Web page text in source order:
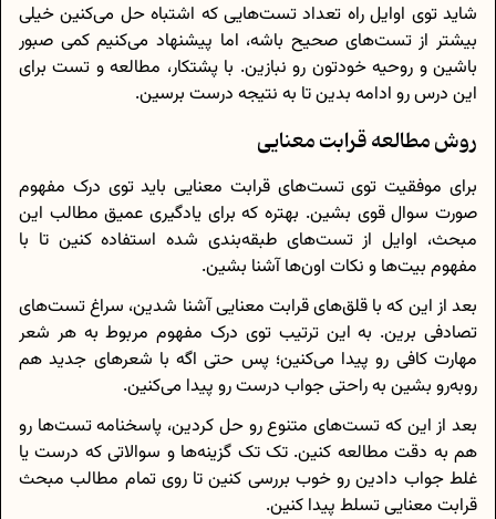
شاید توی اوایل راه تعداد تست‌هایی که اشتباه حل می‌کنین خیلی
بیشتر از تست‌های صحیح باشه، اما پیشنهاد می‌کنیم کمی صبور
باشین و روحیه خودتون رو نبازین. با پشتکار، مطالعه و تست برای
این درس رو ادامه بدین تا به نتیجه درست برسین.
روش مطالعه قرابت معنایی
برای موفقیت توی تست‌های قرابت معنایی باید توی درک مفهوم
صورت سوال قوی بشین. بهتره که برای یادگیری عمیق مطالب این
مبحث، اوایل از تست‌های طبقه‌بندی شده استفاده کنین تا با
مفهوم بیت‌ها و نکات اون‌ها آشنا بشین.
بعد از این که با قلق‌های قرابت معنایی آشنا شدین، سراغ تست‌های
تصادفی برین. به این ترتیب توی درک مفهوم مربوط به هر شعر
مهارت کافی رو پیدا می‌کنین؛ پس حتی اگه با شعرهای جدید هم
روبه‌رو بشین به راحتی جواب درست رو پیدا می‌کنین.
بعد از این که تست‌های متنوع رو حل کردین، پاسخنامه تست‌ها رو
هم به دقت مطالعه کنین. تک تک گزینه‌ها و سوالاتی که درست یا
غلط جواب دادین رو خوب بررسی کنین تا روی تمام مطالب مبحث
قرابت معنایی تسلط پیدا کنین.